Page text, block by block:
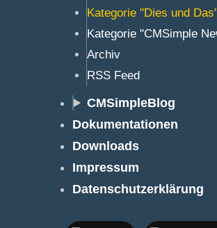
Kategorie "Dies und
Kategorie "CMSimple
Archiv
RSS Feed
CMSimpleBlog
Dokumentationen
Downloads
Impressum
Datenschutzerklärung